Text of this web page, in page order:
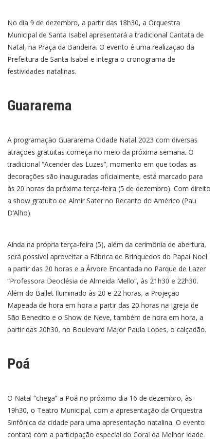
No dia 9 de dezembro, a partir das 18h30, a Orquestra
Municipal de Santa Isabel apresentará a tradicional Cantata de
Natal, na Praça da Bandeira. O evento é uma realização da
Prefeitura de Santa Isabel e integra o cronograma de
festividades natalinas.
Guararema
A programação Guararema Cidade Natal 2023 com diversas
atrações gratuitas começa no meio da próxima semana. O
tradicional “Acender das Luzes”, momento em que todas as
decorações são inauguradas oficialmente, está marcado para
às 20 horas da próxima terça-feira (5 de dezembro). Com direito
a show gratuito de Almir Sater no Recanto do Américo (Pau
D’Alho).
Ainda na própria terça-feira (5), além da cerimônia de abertura,
será possível aproveitar a Fábrica de Brinquedos do Papai Noel
a partir das 20 horas e a Árvore Encantada no Parque de Lazer
“Professora Deoclésia de Almeida Mello”, às 21h30 e 22h30.
Além do Ballet Iluminado às 20 e 22 horas, a Projeção
Mapeada de hora em hora a partir das 20 horas na Igreja de
São Benedito e o Show de Neve, também de hora em hora, a
partir das 20h30, no Boulevard Major Paula Lopes, o calçadão.
Poá
O Natal “chega” a Poá no próximo dia 16 de dezembro, às
19h30, o Teatro Municipal, com a apresentação da Orquestra
Sinfônica da cidade para uma apresentação natalina. O evento
contará com a participação especial do Coral da Melhor Idade.